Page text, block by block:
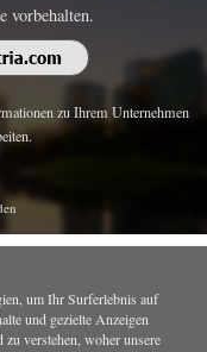
vorbehalten.
zu Ihrem Unternehmen
um Ihr Surferlebnis auf
und gezielte Anzeigen
zu verstehen, woher unsere